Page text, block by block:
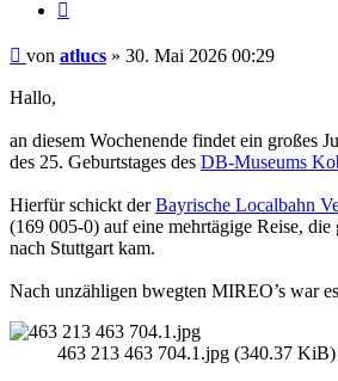
Beitrag
von atlucs » 30. Mai 2026 00:29
Hallo,
an diesem Wochenende findet ein großes
des 25. Geburtstages des DB-Museums
Hierfür schickt derBayrische Localbahn
(169 005-0) auf eine mehrtägige Reise, die
nach Stuttgart kam.
Nach unzähligen bwegten MIREO’s war
463 213 463 704.1.jpg (340.37 KiB)